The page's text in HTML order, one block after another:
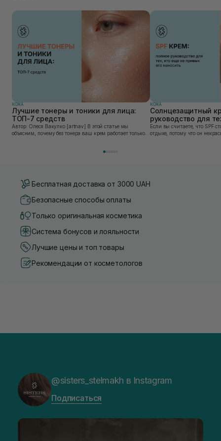
КОЖА
Лучшие тонеры и тоники для лица:
ТОП-7 средств
Автор: Олеся Вакулко [artnav] В этой статье мы
объясним, почему без тонера ваш крем работает только
КОЖА
Солнцезащитный
руководство для
привык его
Если вы считаете, что SPF
отдыхе, потому что он
Бесплатная доставка от 3000 UAH
Безопасные способы оплаты
Только оригинальная косметика
Система бонусов и лояльности
Лучшие цены и топ товары
Рекомендации от косметологов
@sisters_stelmakh в Instagram
Подписаться